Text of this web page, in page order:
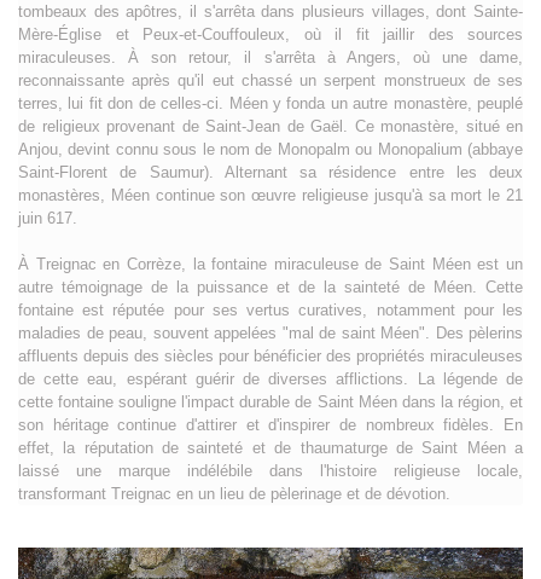
tombeaux des apôtres, il s'arrêta dans plusieurs villages, dont Sainte-
Mère-Église et Peux-et-Couffouleux, où il fit jaillir des sources
miraculeuses. À son retour, il s'arrêta à Angers, où une dame,
reconnaissante après qu'il eut chassé un serpent monstrueux de ses
terres, lui fit don de celles-ci. Méen y fonda un autre monastère, peuplé
de religieux provenant de Saint-Jean de Gaël. Ce monastère, situé en
Anjou, devint connu sous le nom de Monopalm ou Monopalium (abbaye
Saint-Florent de Saumur). Alternant sa résidence entre les deux
monastères, Méen continue son œuvre religieuse jusqu'à sa mort le 21
juin 617.
À Treignac en Corrèze, la fontaine miraculeuse de Saint Méen est un
autre témoignage de la puissance et de la sainteté de Méen. Cette
fontaine est réputée pour ses vertus curatives, notamment pour les
maladies de peau, souvent appelées "mal de saint Méen". Des pèlerins
affluents depuis des siècles pour bénéficier des propriétés miraculeuses
de cette eau, espérant guérir de diverses afflictions. La légende de
cette fontaine souligne l'impact durable de Saint Méen dans la région, et
son héritage continue d'attirer et d'inspirer de nombreux fidèles. En
effet, la réputation de sainteté et de thaumaturge de Saint Méen a
laissé une marque indélébile dans l'histoire religieuse locale,
transformant Treignac en un lieu de pèlerinage et de dévotion.